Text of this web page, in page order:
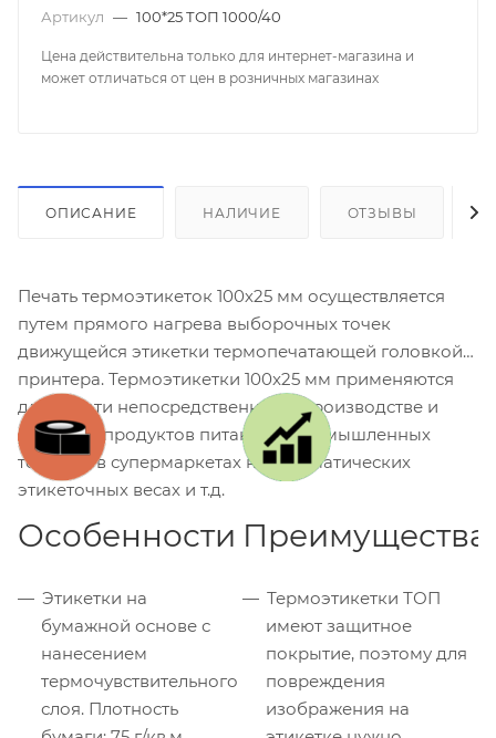
Артикул — 100*25 ТОП 1000/40
Цена действительна только для интернет-магазина и
может отличаться от цен в розничных магазинах
ОПИСАНИЕ НАЛИЧИЕ ОТЗЫВЫ
Печать термоэтикеток 100х25 мм осуществляется
путем прямого нагрева выборочных точек
движущейся этикетки термопечатающей головкой
принтера. Термоэтикетки 100x25 мм применяются
для печати непосредственно на производстве и
упаковке продуктов питания и промышленных
товаров, в супермаркетах на автоматических
этикеточных весах и т.д.
Особенности
Этикетки на
бумажной основе с
нанесением
термочувствительного
слоя. Плотность
Преимущества
Термоэтикетки ТОП
имеют защитное
покрытие, поэтому для
повреждения
изображения на